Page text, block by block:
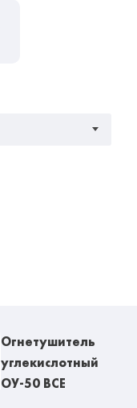
Огнетушитель
углекислотный
ОУ-50 ВСЕ